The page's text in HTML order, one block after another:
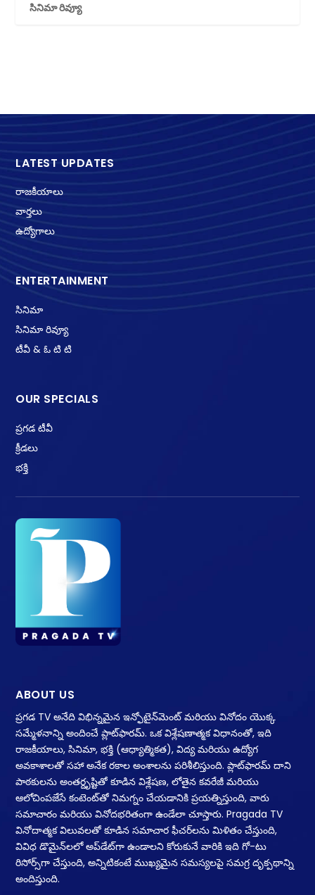
సినిమా రివ్యూ
LATEST UPDATES
రాజకీయాలు
వార్తలు
ఉద్యోగాలు
ENTERTAINMENT
సినిమా
సినిమా రివ్యూ
టీవీ & ఓ టి టి
OUR SPECIALS
ప్రగడ టీవీ
క్రీడలు
భక్తి
ABOUT US
ప్రగడ TV అనేది విభిన్నమైన ఇన్ఫోటైన్‌మెంట్ మరియు వినోదం యొక్క
సమ్మేళనాన్ని అందించే ప్లాట్‌ఫారమ్. ఒక విశ్లేషణాత్మక విధానంతో, ఇది
రాజకీయాలు, సినిమా, భక్తి (ఆధ్యాత్మికత), విద్య మరియు ఉద్యోగ
అవకాశాలతో సహా అనేక రకాల అంశాలను పరిశీలిస్తుంది. ప్లాట్‌ఫారమ్ దాని
పాఠకులను అంతర్దృష్టితో కూడిన విశ్లేషణ, లోతైన కవరేజీ మరియు
ఆలోచింపజేసే కంటెంట్‌తో నిమగ్నం చేయడానికి ప్రయత్నిస్తుంది, వారు
సమాచారం మరియు వినోదభరితంగా ఉండేలా చూస్తారు. Pragada TV
వినోదాత్మక విలువలతో కూడిన సమాచార ఫీచర్‌లను మిళితం చేస్తుంది,
వివిధ డొమైన్‌లలో అప్‌డేట్‌గా ఉండాలని కోరుకునే వారికి ఇది గో-టు
రిసోర్స్‌గా చేస్తుంది, అన్నిటికంటే ముఖ్యమైన సమస్యలపై సమగ్ర దృక్పథాన్ని
అందిస్తుంది.